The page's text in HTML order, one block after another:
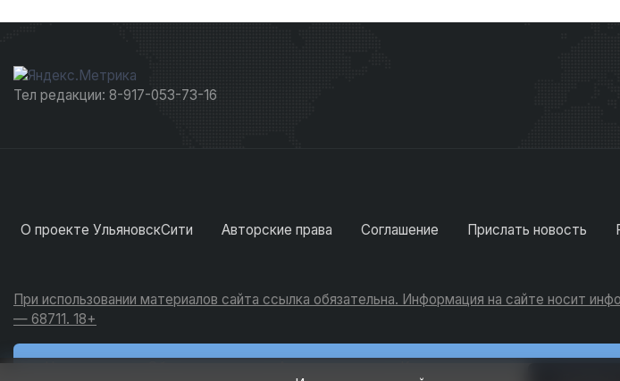
Тел редакции: 8-917-053-73-16
О проекте УльяновскСити Авторские права Соглашение Прислать новость
При использовании материалов сайта ссылка обязательна. Информация на сайте носит
— 68711. 18+